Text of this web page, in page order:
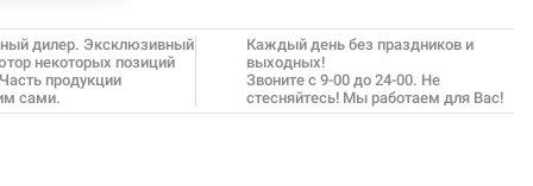
дилер. Эксклюзивный
некоторых позиций
продукции
сами.
Каждый день без праздников и
выходных!
Звоните с 9-00 до 24-00. Не
стесняйтесь! Мы работаем для Вас!